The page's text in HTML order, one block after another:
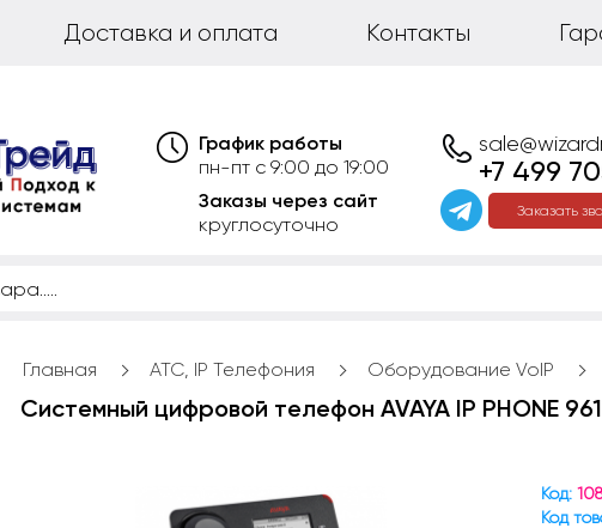
Доставка и оплата Контакты
График работы
пн-пт с 9:00 до 19:00
Заказы через сайт
круглосуточно
+7 499
Заказать
Главная АТС, IP Телефония Оборудование VoIP
Системный цифровой телефон AVAYA IP PHONE
Код:
Код